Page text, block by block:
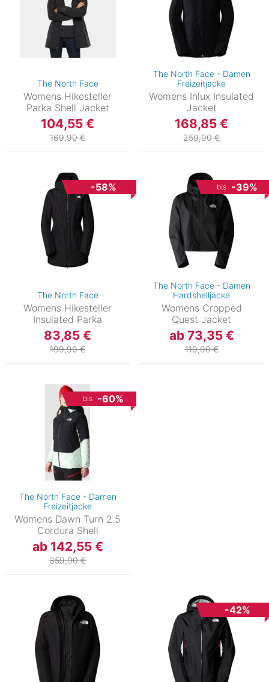
The North Face
Womens Hikesteller
Parka Shell Jacket
104,55 €
169,90 €
The North Face - Damen
Freizeitjacke
Womens Inlux Insulated
Jacket
168,85 €
259,90 €
-58%
The North Face
Womens Hikesteller
Insulated Parka
83,85 €
199,90 €
bis -39%
The North Face - Damen
Hardshelljacke
Womens Cropped
Quest Jacket
ab 73,35 €
119,90 €
bis -60%
The North Face - Damen
Freizeitjacke
Womens Dawn Turn 2.5
Cordura Shell
ab 142,55 €
359,90 €
-42%